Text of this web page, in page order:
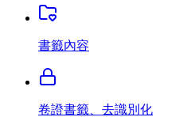
書籤內容
卷證書籤、去識別化